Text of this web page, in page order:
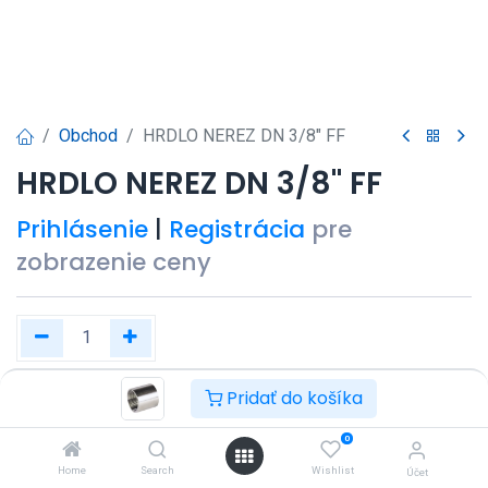
Pridať do košíka
Home Search
0
Wishlist Účet
Obchod HRDLO NEREZ DN 3/8" FF
HRDLO NEREZ DN 3/8" FF
Prihlásenie | Registrácia pre
zobrazenie ceny
Pridať do košíka Kúpiť teraz
Pridať do zoznamu želaní